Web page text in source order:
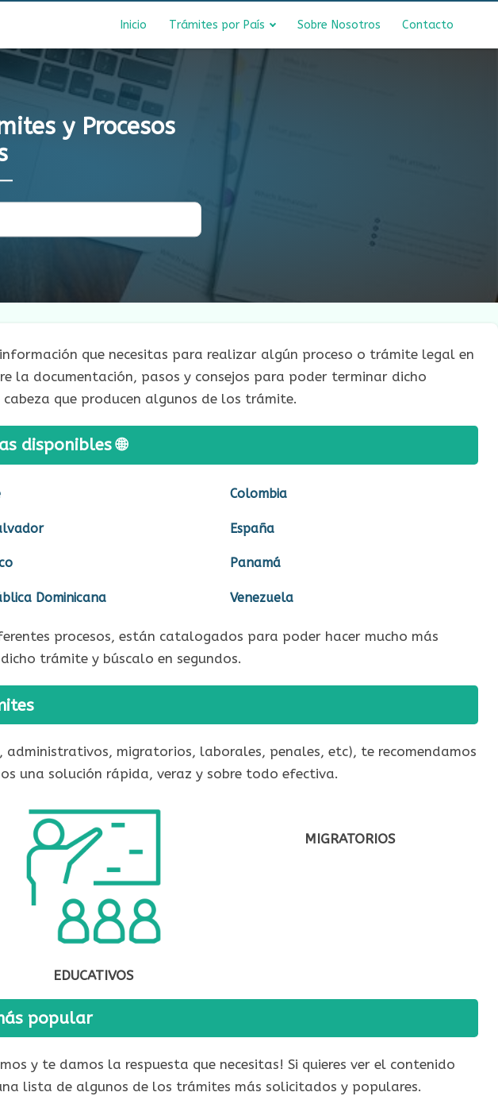
Inicio Trámites por País Sobre Nosotros Contacto
y Procesos
que necesitas para realizar algún proceso o trámite legal en
la documentación, pasos y consejos para poder terminar dicho
que producen algunos de los trámite.
disponibles 🌐​
Colombia
España
Panamá
Dominicana Venezuela
procesos, están catalogados para poder hacer mucho más
trámite y búscalo en segundos.
migratorios, laborales, penales, etc), te recomendamos
una solución rápida, veraz y sobre todo efectiva.
EDUCATIVOS
MIGRATORIOS
popular
y te damos la respuesta que necesitas! Si quieres ver el contenido
lista de algunos de los trámites más solicitados y populares.